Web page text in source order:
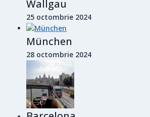
Wallgau
25 octombrie 2024
München
28 octombrie 2024